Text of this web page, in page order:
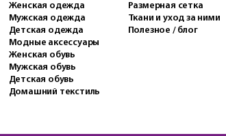
Женская одежда
Мужская одежда
Детская одежда
Модные аксессуары
Женская обувь
Мужская обувь
Детская обувь
Домашний текстиль
Размерная сетка
Ткани и уход за ними
Полезное / блог